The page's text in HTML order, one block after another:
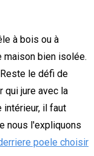
à bois ou à
maison bien isolée.
le défi de
qui jure avec la
intérieur, il faut
nous l'expliquons
poele choisir